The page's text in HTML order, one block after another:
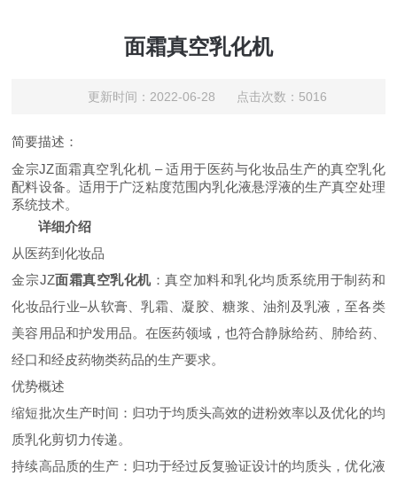
面霜真空乳化机
更新时间：2022-06-28 点击次数：5016
简要描述：
金宗JZ面霜真空乳化机 – 适用于医药与化妆品生产的真空乳化
配料设备。适用于广泛粘度范围内乳化液悬浮液的生产真空处理
系统技术。
详细介绍
从医药到化妆品
金宗JZ面霜真空乳化机：真空加料和乳化均质系统用于制药和
化妆品行业–从软膏、乳霜、凝胶、糖浆、油剂及乳液，至各类
美容用品和护发用品。在医药领域，也符合静脉给药、肺给药、
经口和经皮药物类药品的生产要求。
优势概述
缩短批次生产时间：归功于均质头高效的进粉效率以及优化的均
质乳化剪切力传递。
持续高品质的生产：归功于经过反复验证设计的均质头，优化液